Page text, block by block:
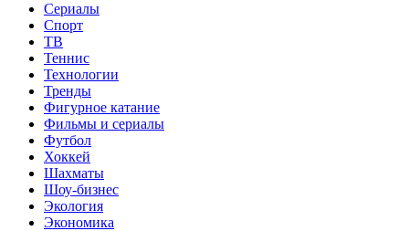
Сериалы
Спорт
ТВ
Теннис
Технологии
Тренды
Фигурное катание
Фильмы и сериалы
Футбол
Хоккей
Шахматы
Шоу-бизнес
Экология
Экономика